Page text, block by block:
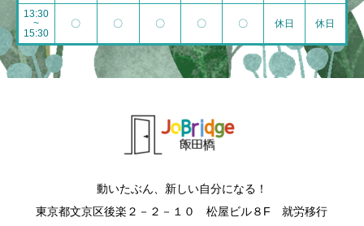
13:30
~
15:30
〇 〇 〇 〇 〇 休日 休日
動いたぶん、新しい自分になる！
東京都文京区後楽２－２－１０ 松屋ビル８F 就労移行